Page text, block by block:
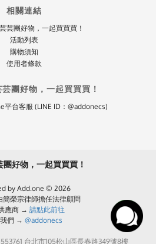
相關連結
芸團好物，一起買買買！
活動列表
購物須知
使用者條款
團好物，一起買買買！
平台客服 (LINE ID：@addonecs)
團好物，一起買買買！
by Add.one © 2026
簡榮宗律師擔任法律顧問
應商 → 請點此前往
們 → @addonecs
台北市105松山區長春路349號8樓